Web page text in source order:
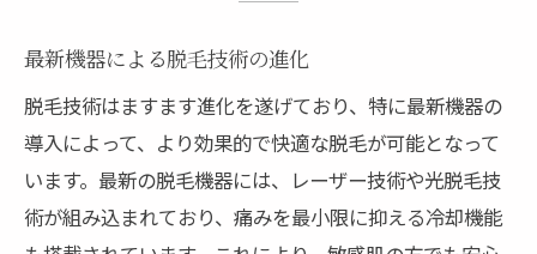
最新機器による脱毛技術の進化
脱毛技術はますます進化を遂げており、特に最新機器の
導入によって、より効果的で快適な脱毛が可能となって
います。最新の脱毛機器には、レーザー技術や光脱毛技
術が組み込まれており、痛みを最小限に抑える冷却機能